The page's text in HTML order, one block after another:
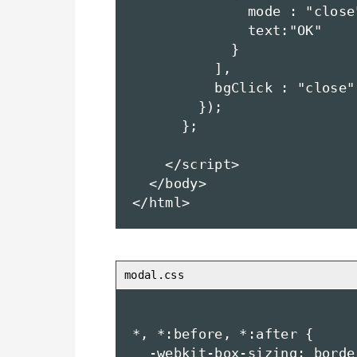
mode :
              text:"OK"
            }
          ],
          bgClick : "close"
        });
      };
    </script>
  </body>
</html>
*, *:before, *:after {
-webkit-box-sizing: